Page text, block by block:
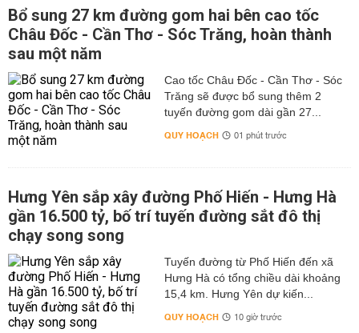
Bổ sung 27 km đường gom hai bên cao tốc
Châu Đốc - Cần Thơ - Sóc Trăng, hoàn thành
sau một năm
Cao tốc Châu Đốc - Cần Thơ - Sóc
Trăng sẽ được bổ sung thêm 2
tuyến đường gom dài gần 27...
QUY HOẠCH 01 phút trước
Hưng Yên sắp xây đường Phố Hiến - Hưng Hà
gần 16.500 tỷ, bố trí tuyến đường sắt đô thị
chạy song song
Tuyến đường từ Phố Hiến đến xã
Hưng Hà có tổng chiều dài khoảng
15,4 km. Hưng Yên dự kiến...
QUY HOẠCH 10 giờ trước